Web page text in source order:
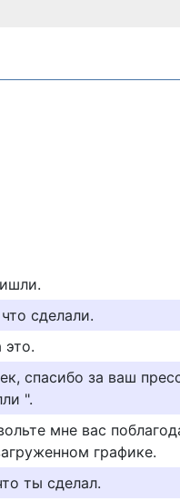
сделали.
это.
спасибо за ваш
".
мне вас
графике.
ты сделал.